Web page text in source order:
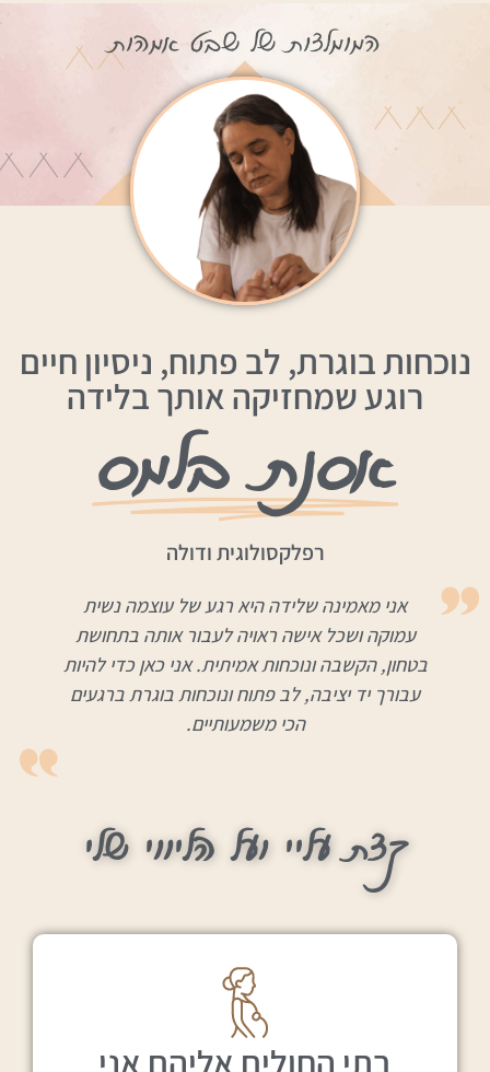
נוכחות בוגרת, לב פתוח, ניסיון חיים
רוגע שמחזיקה אותך בלידה
אסנת בלמס
רפלקסולוגית ודולה
אני מאמינה שלידה היא רגע של עוצמה נשית
עמוקה ושכל אישה ראויה לעבור אותה בתחושת
בטחון, הקשבה ונוכחות אמיתית. אני כאן כדי להיות
עבורך יד יציבה, לב פתוח ונוכחות בוגרת ברגעים
הכי משמעותיים.
קצת עליי ועל הליווי שלי
בתי החולים אליהם אני